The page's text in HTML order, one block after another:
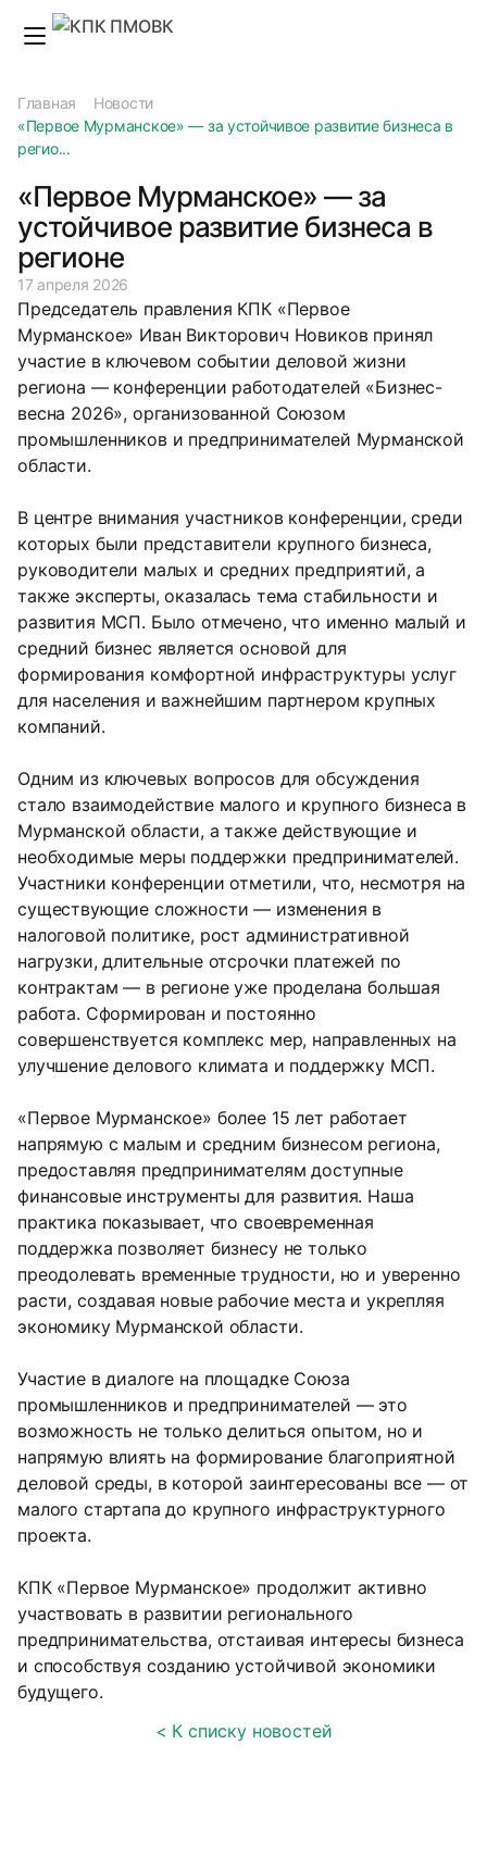
Главная
Новости
«Первое Мурманское» — за устойчивое развитие бизнеса в
регио...
«Первое Мурманское» — за
устойчивое развитие бизнеса в
регионе
17 апреля 2026
Председатель правления КПК «Первое
Мурманское» Иван Викторович Новиков принял
участие в ключевом событии деловой жизни
региона — конференции работодателей «Бизнес-
весна 2026», организованной Союзом
промышленников и предпринимателей Мурманской
области.
В центре внимания участников конференции, среди
которых были представители крупного бизнеса,
руководители малых и средних предприятий, а
также эксперты, оказалась тема стабильности и
развития МСП. Было отмечено, что именно малый и
средний бизнес является основой для
формирования комфортной инфраструктуры услуг
для населения и важнейшим партнером крупных
компаний.
Одним из ключевых вопросов для обсуждения
стало взаимодействие малого и крупного бизнеса в
Мурманской области, а также действующие и
необходимые меры поддержки предпринимателей.
Участники конференции отметили, что, несмотря на
существующие сложности — изменения в
налоговой политике, рост административной
нагрузки, длительные отсрочки платежей по
контрактам — в регионе уже проделана большая
работа. Сформирован и постоянно
совершенствуется комплекс мер, направленных на
улучшение делового климата и поддержку МСП.
«Первое Мурманское» более 15 лет работает
напрямую с малым и средним бизнесом региона,
предоставляя предпринимателям доступные
финансовые инструменты для развития. Наша
практика показывает, что своевременная
поддержка позволяет бизнесу не только
преодолевать временные трудности, но и уверенно
расти, создавая новые рабочие места и укрепляя
экономику Мурманской области.
Участие в диалоге на площадке Союза
промышленников и предпринимателей — это
возможность не только делиться опытом, но и
напрямую влиять на формирование благоприятной
деловой среды, в которой заинтересованы все — от
малого стартапа до крупного инфраструктурного
проекта.
КПК «Первое Мурманское» продолжит активно
участвовать в развитии регионального
предпринимательства, отстаивая интересы бизнеса
и способствуя созданию устойчивой экономики
будущего.
< К списку новостей